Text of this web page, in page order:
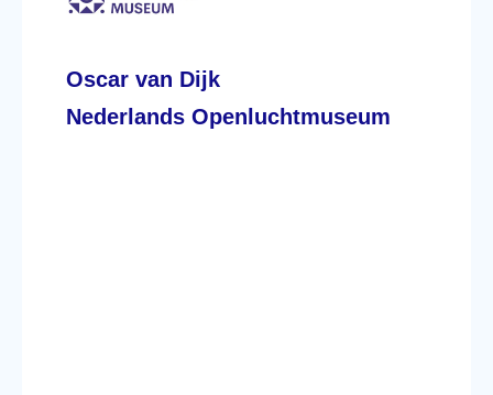
Oscar van Dijk
Nederlands Openluchtmuseum